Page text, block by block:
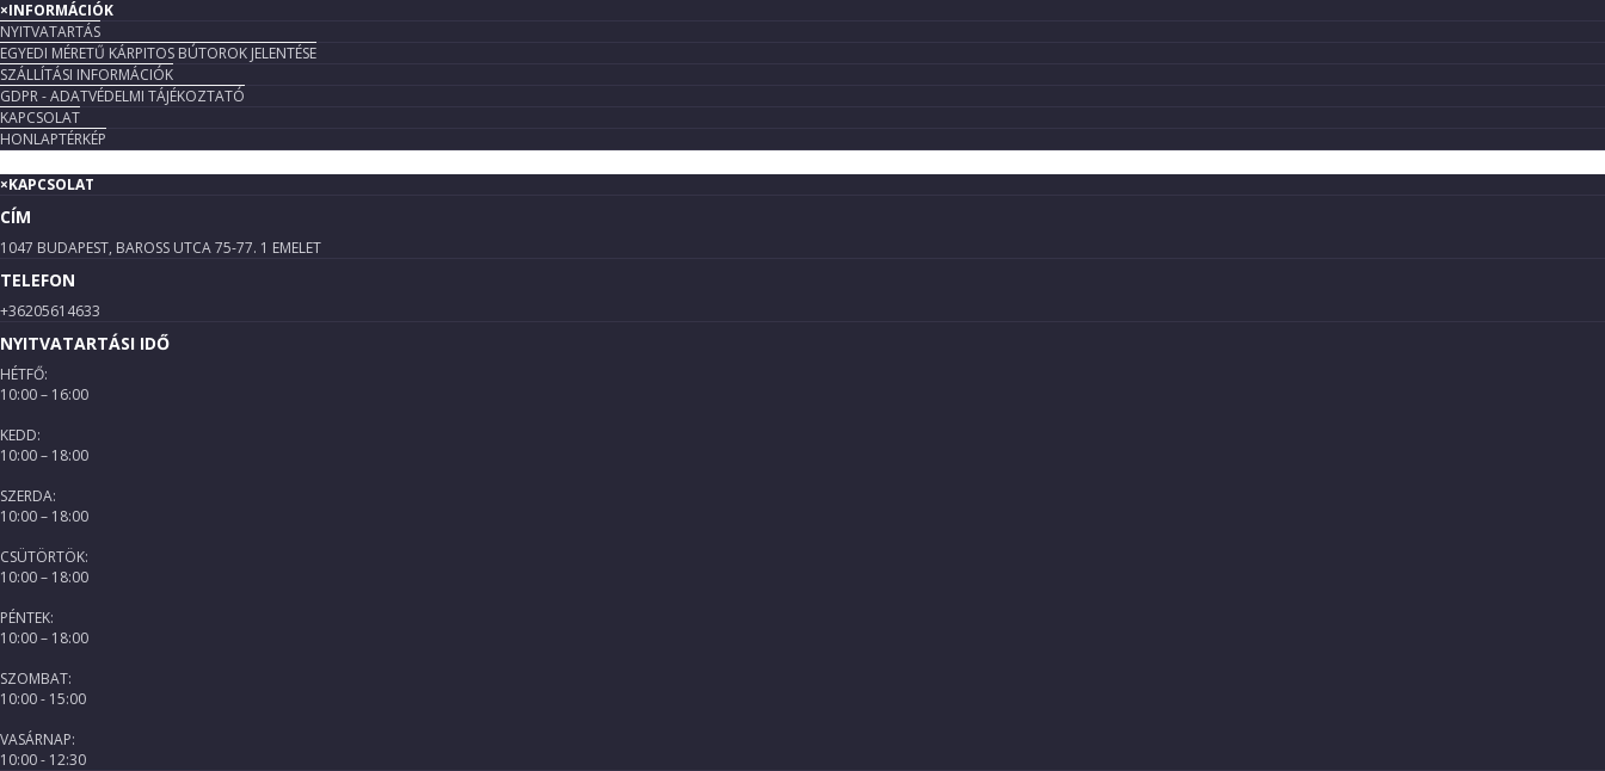
×INFORMÁCIÓK
NYITVATARTÁS
EGYEDI MÉRETŰ KÁRPITOS BÚTOROK JELENTÉSE
SZÁLLÍTÁSI INFORMÁCIÓK
GDPR - ADATVÉDELMI TÁJÉKOZTATÓ
KAPCSOLAT
HONLAPTÉRKÉP
×KAPCSOLAT
CÍM
1047 BUDAPEST, BAROSS UTCA 75-77. 1 EMELET
TELEFON
+36205614633
NYITVATARTÁSI IDŐ
HÉTFŐ:
10:00 – 16:00
KEDD:
10:00 – 18:00
SZERDA:
10:00 – 18:00
CSÜTÖRTÖK:
10:00 – 18:00
PÉNTEK:
10:00 – 18:00
SZOMBAT:
10:00 - 15:00
VASÁRNAP:
10:00 - 12:30